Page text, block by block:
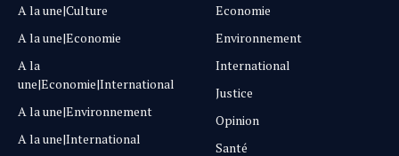
A la une|Culture
A la une|Economie
A la
une|Economie|International
A la une|Environnement
A la une|International
Economie
Environnement
International
Justice
Opinion
Santé